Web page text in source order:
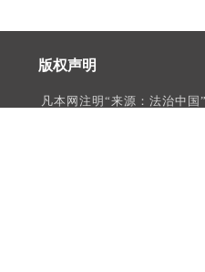
版权声明
凡本网注明“来源：法治中国